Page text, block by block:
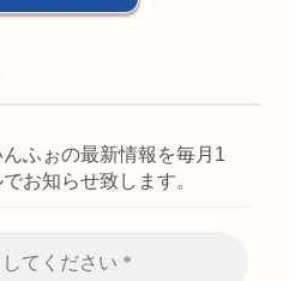
ふぉの最新情報を毎月1
お知らせ致します。